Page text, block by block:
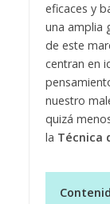
eficaces y
una amplia
de este
centran en
nuestro
quizá
la Técnica